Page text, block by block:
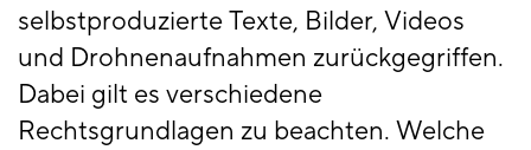
selbstproduzierte Texte, Bilder, Videos
und Drohnenaufnahmen zurückgegriffen.
Dabei gilt es verschiedene
Rechtsgrundlagen zu beachten. Welche